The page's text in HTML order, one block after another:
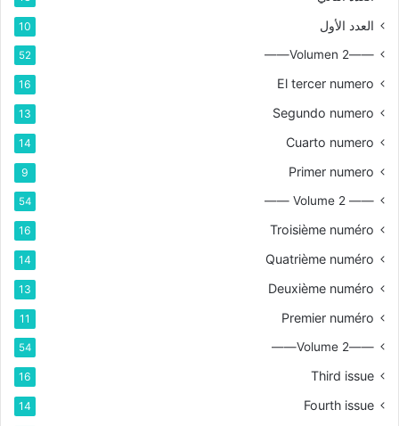
العدد الأول 10
——Volumen 2——
52
El tercer numero
16
Segundo numero
13
Cuarto numero
14
Primer numero
9
—— Volume 2 ——
54
Troisième numéro
16
Quatrième numéro
14
Deuxième numéro
13
Premier numéro
11
——Volume 2——
54
Third issue
16
Fourth issue
14